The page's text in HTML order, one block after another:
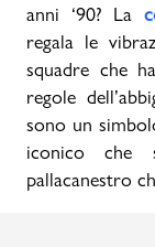
anni ‘90? La
regala le
squadre che
regole
sono un
iconico che
pallacanestro